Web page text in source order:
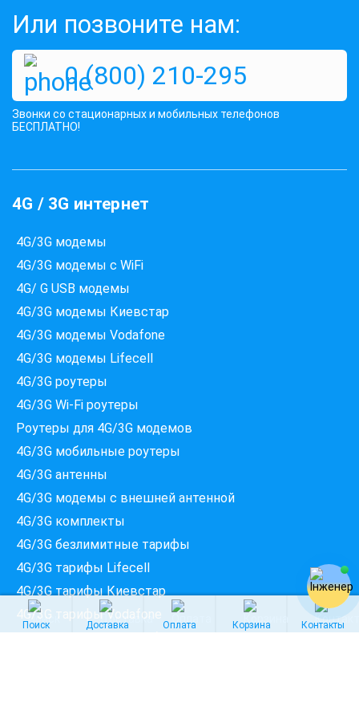
Или позвоните нам:
0 (800) 210-295
Звонки со стационарных и мобильных телефонов
БЕСПЛАТНО!
4G / 3G интернет
4G/3G модемы
4G/3G модемы с WiFi
4G/ G USB модемы
4G/3G модемы Киевстар
4G/3G модемы Vodafone
4G/3G модемы Lifecell
4G/3G роутеры
4G/3G Wi-Fi роутеры
Роутеры для 4G/3G модемов
4G/3G мобильные роутеры
4G/3G антенны
4G/3G модемы c внешней антенной
4G/3G комплекты
4G/3G безлимитные тарифы
4G/3G тарифы Lifecell
4G/3G тарифы Киевстар
4G/3G тарифы Vodafone
Поиск Доставка Оплата Корзина Контакты
Які провайдери працюють
за вашою адресою?
Перевірте доступність інтернету за 30 секунд
Введіть вашу адресу
Місто, вулиця та номер будинку
ПЕРЕВІРИТИ ПРОВАЙДЕРІВ